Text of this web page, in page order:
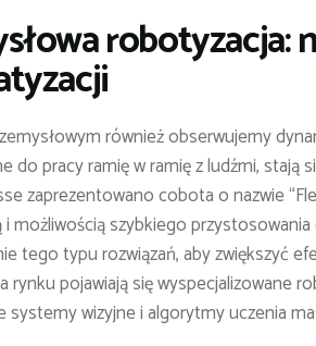
robotyzacja:
również obserwujemy
do pracy ramię w ramię z ludźmi, stają
zaprezentowano cobota o nazwie
możliwością szybkiego
tego typu rozwiązań, aby zwiększyć
rynku pojawiają się wyspecjalizowane
systemy wizyjne i algorytmy uczenia